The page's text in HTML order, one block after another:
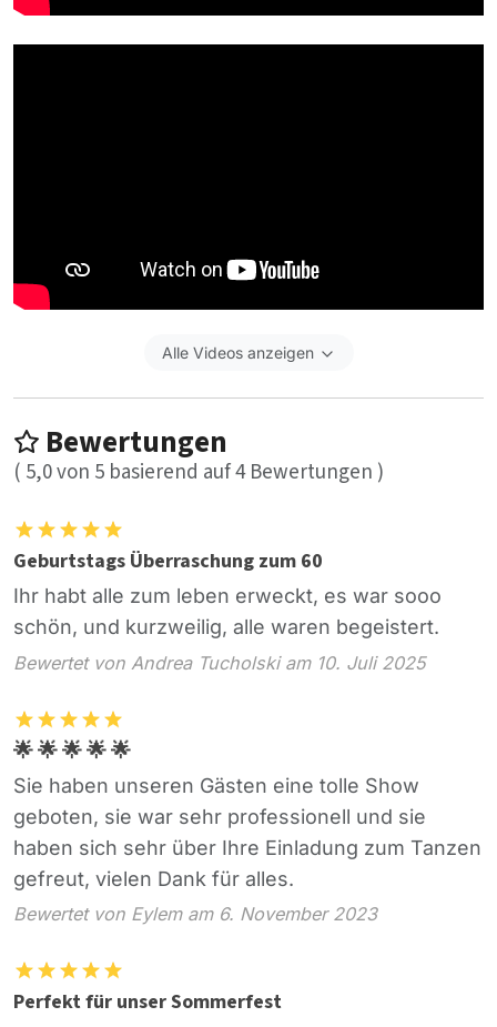
Alle Videos anzeigen
Bewertungen
( 5,0von 5 basierend auf4Bewertungen )
Geburtstags Überraschung zum 60
Ihr habt alle zum leben erweckt, es war sooo
schön, und kurzweilig, alle waren begeistert.
Bewertet von Andrea Tucholski am 10. Juli 2025
🌟 🌟 🌟 🌟 🌟
Sie haben unseren Gästen eine tolle Show
geboten, sie war sehr professionell und sie
haben sich sehr über Ihre Einladung zum Tanzen
gefreut, vielen Dank für alles.
Bewertet von Eylem am 6. November 2023
Perfekt für unser Sommerfest